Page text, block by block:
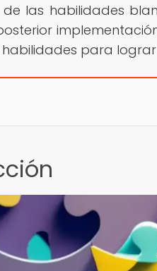
de las habilidades
para